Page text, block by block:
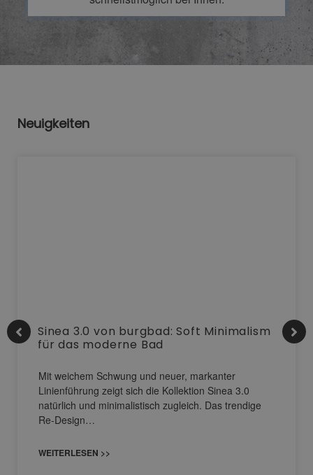
Neuigkeiten
Sinea 3.0 von burgbad: Soft Minimalism
für das moderne Bad
Mit weichem Schwung und neuer, markanter
Linienführung zeigt sich die Kollektion Sinea 3.0
natürlich und minimalistisch zugleich. Das trendige
Re-Design…
WEITERLESEN >>